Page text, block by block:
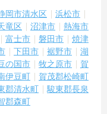
岡市清水区
浜松市
竜区 沼津市
熱海市
富士市 磐田市
焼津
下田市 裾野市
湖
の国市 牧之原市
賀
伊豆町
賀茂郡松崎町
郡清水町
駿東郡長泉
郡森町